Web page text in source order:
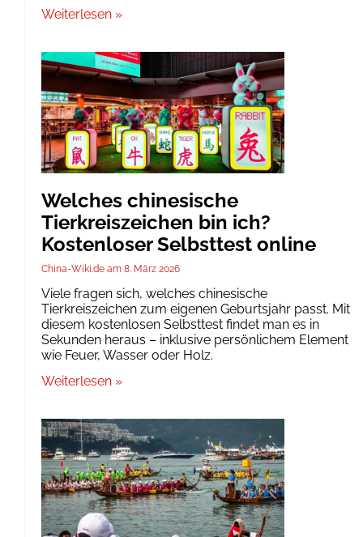
Weiterlesen »
Welches chinesische
Tierkreiszeichen bin ich?
Kostenloser Selbsttest online
China-Wiki.de 8. März 2026
Viele fragen sich, welches chinesische
Tierkreiszeichen zum eigenen Geburtsjahr passt. Mit
diesem kostenlosen Selbsttest findet man es in
Sekunden heraus – inklusive persönlichem Element
wie Feuer, Wasser oder Holz.
Weiterlesen »